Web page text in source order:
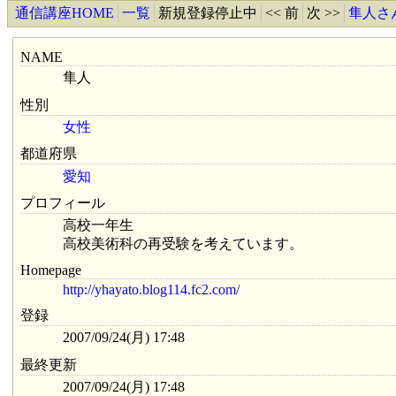
通信講座HOME 一覧 新規登録停止中 << 前 次 >> 隼人さ
NAME
隼人
性別
女性
都道府県
愛知
プロフィール
高校一年生
高校美術科の再受験を考えています。
Homepage
http://yhayato.blog114.fc2.com/
登録
2007/09/24(月) 17:48
最終更新
2007/09/24(月) 17:48